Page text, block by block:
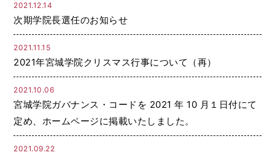
2021.12.14
次期学院長選任のお知らせ
2021.11.15
2021年宮城学院クリスマス行事について（再）
2021.10.06
宮城学院ガバナンス・コードを 2021 年 10 月１日付にて
定め、ホームページに掲載いたしました。
2021.09.22